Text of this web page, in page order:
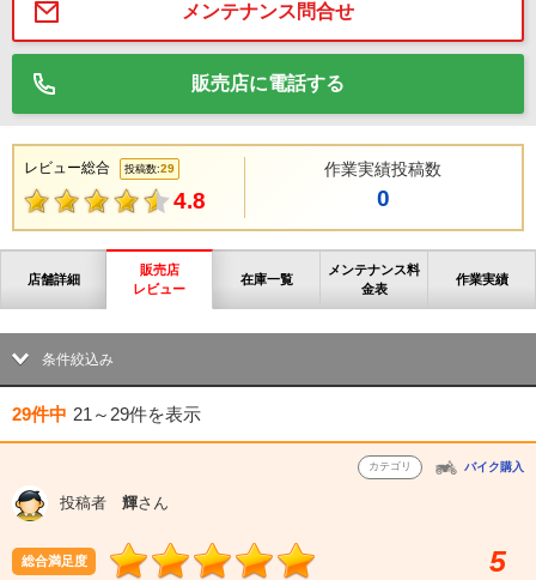
メンテナンス問合せ
販売店に電話する
レビュー総合 投稿数:29
4.8
作業実績投稿数
0
店舗詳細
販売店
レビュー
在庫一覧
メンテナンス料
金表
作業実績
条件絞込み
29件中 21～29件を表示
カテゴリ バイク購入
投稿者 輝さん
総合満足度 5